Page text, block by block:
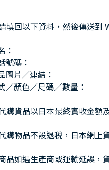
填回以下資料，然後傳送到
：
號碼：
圖片／連結：
／顏色／尺碼／數量：
購貨品以日本最終實收金額
購物品不設退稅，日本網上
品如遇生產商或運輸延誤，